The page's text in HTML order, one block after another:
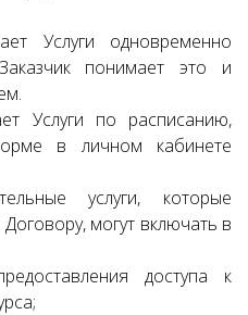
Услуги одновременно
понимает это и
Услуги по расписанию,
в личном кабинете
услуги, которые
могут включать в
доступа к